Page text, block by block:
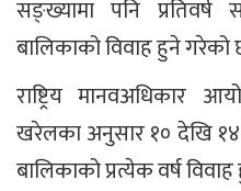
सङ्ख्यामा पनि
बालिकाको विवाह हुने गरेको
राष्ट्रिय मानवअधिकार
खरेलका अनुसार १० देखि १४
बालिकाको प्रत्येक वर्ष